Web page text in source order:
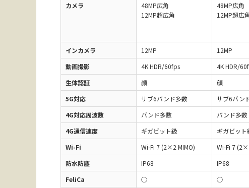
カメラ
48MP広角
12MP超広角
48MP広角
12MP超広
インカメラ
12MP 12MP
動画撮影
4K HDR/60fps 4K HDR/
生体認証
顔 顔
5G対応
サブ6バンド多数 サブ6バン
4G対応周波数
バンド多数 バンド多数
4G通信速度
ギガビット級 ギガビット
Wi-Fi
Wi-Fi 7 (2×2 MIMO) Wi-Fi 7
防水防塵
IP68 IP68
FeliCa
○ ○